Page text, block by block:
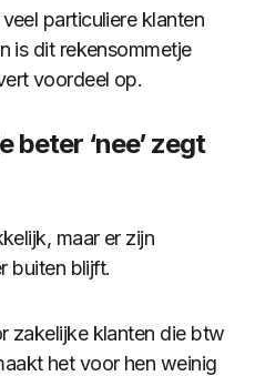
particuliere klanten
is dit rekensommetje
voordeel op.
beter ‘nee’ zegt
maar er zijn
buiten blijft.
zakelijke klanten die btw
het voor hen weinig